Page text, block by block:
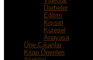
Darbeler
Eğitim
Kişisel
Küresel
Anayasa
Öne Çıkanlar
Kitap Önerileri